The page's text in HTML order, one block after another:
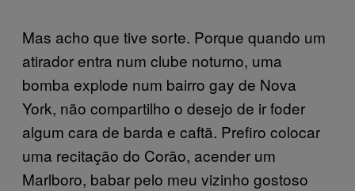
Mas acho que tive sorte. Porque quando um
atirador entra num clube noturno, uma
bomba explode num bairro gay de Nova
York, não compartilho o desejo de ir foder
algum cara de barda e caftã. Prefiro colocar
uma recitação do Corão, acender um
Marlboro, babar pelo meu vizinho gostoso